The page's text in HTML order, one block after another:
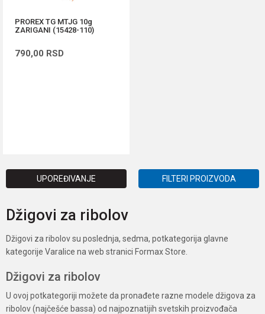
PROREX TG MTJG 10g
ZARIGANI (15428-110)
790,00 RSD
UPOREĐIVANJE FILTERI PROIZVODA
Džigovi za ribolov
Džigovi za ribolov su poslednja, sedma, potkategorija glavne
kategorije Varalice na web stranici Formax Store.
Džigovi za ribolov
U ovoj potkategoriji možete da pronađete razne modele džigova za
ribolov (najčešće bassa) od najpoznatijih svetskih proizvođača